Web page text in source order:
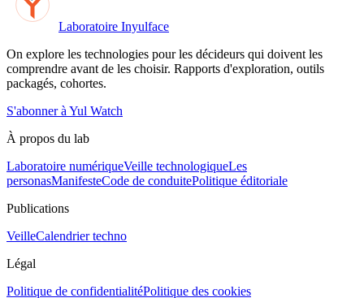
Laboratoire Inyulface
On explore les technologies pour les décideurs qui doivent les
comprendre avant de les choisir. Rapports d'exploration, outils
packagés, cohortes.
S'abonner à Yul Watch
À propos du lab
Laboratoire numériqueVeille technologiqueLes
personasManifesteCode de conduitePolitique éditoriale
Publications
VeilleCalendrier techno
Légal
Politique de confidentialitéPolitique des cookies